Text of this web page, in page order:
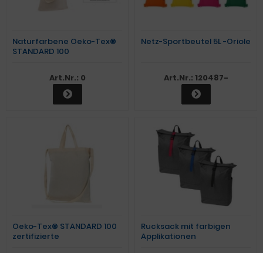
Naturfarbene Oeko-Tex®
STANDARD 100
langen Henkeln
Art.Nr.: 0
Netz-Sportbeutel 5L -Oriole
Art.Nr.: 120487-
Oeko-Tex® STANDARD 100
zertifizierte
Rucksack mit farbigen
Applikationen